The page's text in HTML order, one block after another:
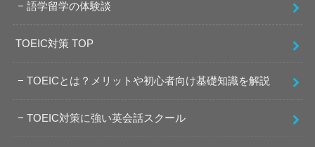
語学留学の体験談
TOEIC対策 TOP
TOEICとは？メリットや初心者向け基礎知識を解説
TOEIC対策に強い英会話スクール